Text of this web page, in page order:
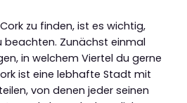
zu finden, ist es wichtig,
beachten. Zunächst einmal
in welchem Viertel du gerne
ist eine lebhafte Stadt mit
von denen jeder seinen